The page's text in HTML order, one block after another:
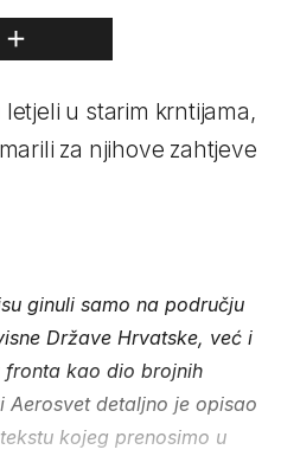
u starim krntijama,
za njihove zahtjeve
ginuli samo na području
Države Hrvatske, već i
fronta kao dio brojnih
Aerosvet detaljno je opisao
kojeg prenosimo u